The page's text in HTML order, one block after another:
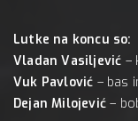
Lutke na koncu so:
Vladan Vasiljević –
Vuk Pavlović – bas
Dejan Milojević –